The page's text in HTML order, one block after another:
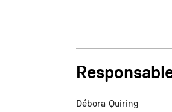
Débora Quiring